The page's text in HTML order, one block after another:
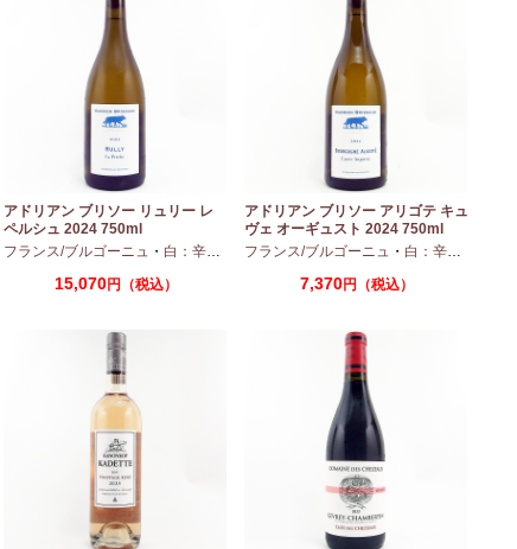
シャルドネ
アドリアン ブリソー リュリー レ
ペルシュ 2024 750ml
フランス/ブルゴーニュ ・ 白：辛口 シャルドネ
15,070円（税込）
アドリアン ブリソー アリゴテ キュ
ヴェ オーギュスト 2024 750ml
フランス/ブルゴーニュ ・ 白：辛口
7,370円（税込）